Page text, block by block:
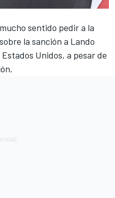
sentido pedir a la
la sanción a Lando
Unidos, a pesar de